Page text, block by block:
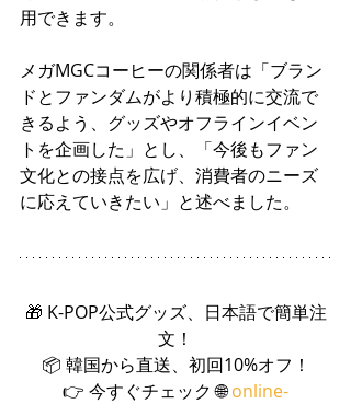
用できます。
メガMGCコーヒーの関係者は「ブラン
ドとファンダムがより積極的に交流で
きるよう、グッズやオフラインイベン
トを企画した」とし、「今後もファン
文化との接点を広げ、消費者のニーズ
に応えていきたい」と述べました。
🎁 K-POP公式グッズ、日本語で簡単注
文！
📦 韓国から直送、初回10%オフ！
👉 今すぐチェック 🌐 online-